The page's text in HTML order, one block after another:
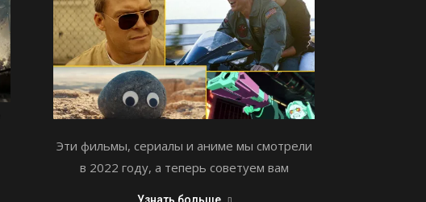
Эти фильмы, сериалы и аниме мы смотрели
в 2022 году, а теперь советуем вам